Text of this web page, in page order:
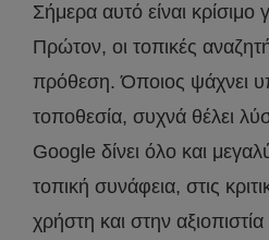
Σήμερα αυτό είναι κρίσιμο
Πρώτον, οι τοπικές
πρόθεση. Όποιος ψάχνει
τοποθεσία, συχνά θέλει
Google δίνει όλο και
τοπική συνάφεια, στις
χρήστη και στην